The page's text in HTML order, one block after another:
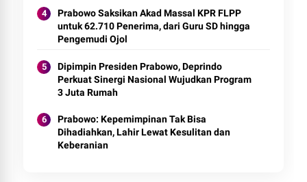
Prabowo Saksikan Akad Massal KPR FLPP
untuk 62.710 Penerima, dari Guru SD hingga
Pengemudi Ojol
Dipimpin Presiden Prabowo, Deprindo
Perkuat Sinergi Nasional Wujudkan Program
3 Juta Rumah
Prabowo: Kepemimpinan Tak Bisa
Dihadiahkan, Lahir Lewat Kesulitan dan
Keberanian